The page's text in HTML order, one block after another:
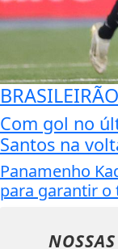
BRASILEIRÃO
Com gol no
Santos na
Panamenho
para garantir o